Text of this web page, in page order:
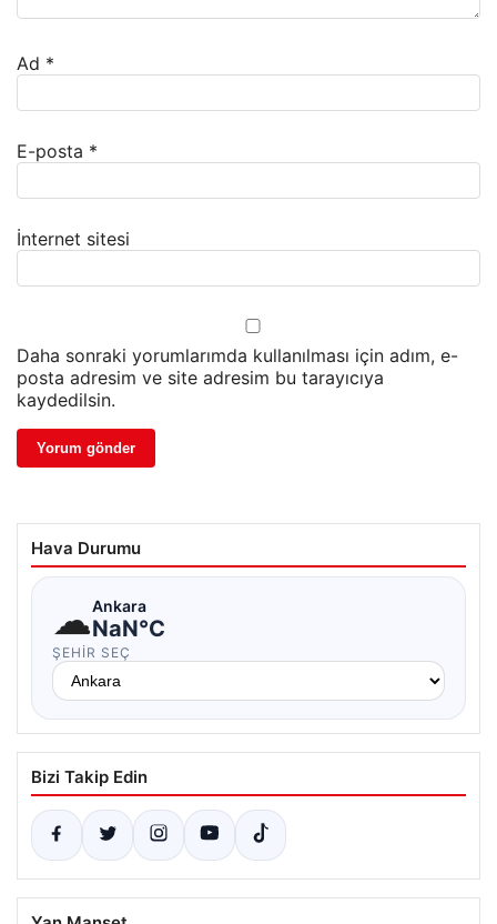
Ad *
E-posta *
İnternet sitesi
Daha sonraki yorumlarımda kullanılması için adım, e-
posta adresim ve site adresim bu tarayıcıya
kaydedilsin.
Hava Durumu
☁Ankara
NaN°C
ŞEHIR SEÇ
Bizi Takip Edin